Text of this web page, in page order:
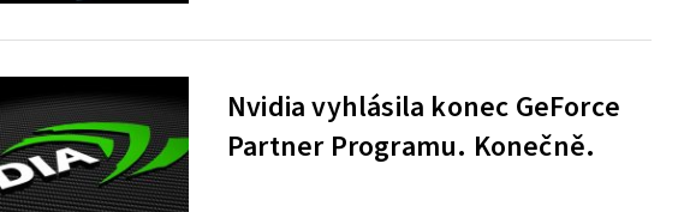
Nvidia vyhlásila konec GeForce
Partner Programu. Konečně.